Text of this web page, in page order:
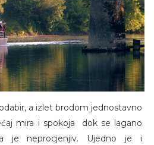
a izlet brodom jednostavno
mira i spokoja dok se lagano
je neprocjenjiv. Ujedno je i